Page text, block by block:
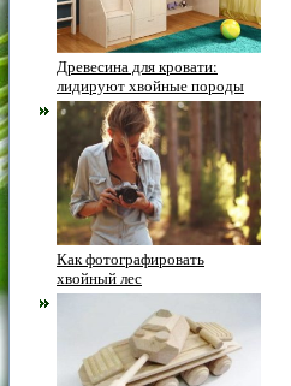
Древесина для кровати:
лидируют хвойные породы
Как фотографировать
хвойный лес